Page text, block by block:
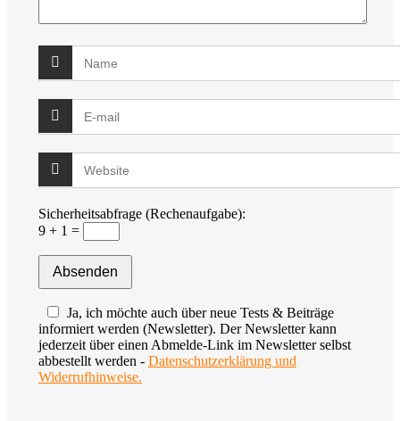
Sicherheitsabfrage (Rechenaufgabe):
9 + 1 =
Ja, ich möchte auch über neue Tests & Beiträge
informiert werden (Newsletter). Der Newsletter kann
jederzeit über einen Abmelde-Link im Newsletter selbst
abbestellt werden - Datenschutzerklärung und
Widerrufhinweise.